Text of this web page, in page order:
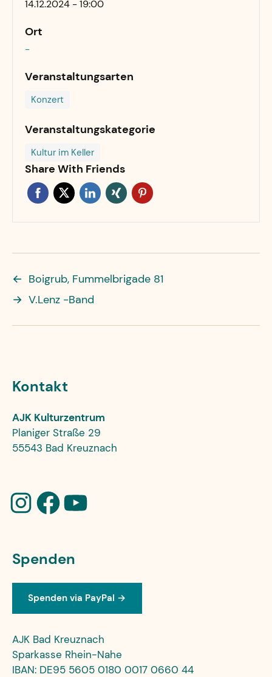
14.12.2024 - 19:00
Ort
-
Veranstaltungsarten
Konzert
Veranstaltungskategorie
Kultur im Keller
Share With Friends
← Boigrub, Fummelbrigade 81
→ V.Lenz -Band
Kontakt
AJK Kulturzentrum
Planiger Straße 29
55543 Bad Kreuznach
Spenden
Spenden via PayPal →
AJK Bad Kreuznach
Sparkasse Rhein-Nahe
IBAN: DE95 5605 0180 0017 0660 44